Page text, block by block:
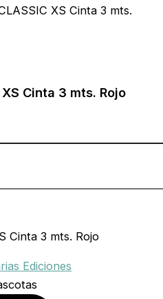
XS Cinta 3 mts.
XS Cinta 3 mts. Rojo
Cinta 3 mts. Rojo
Ediciones